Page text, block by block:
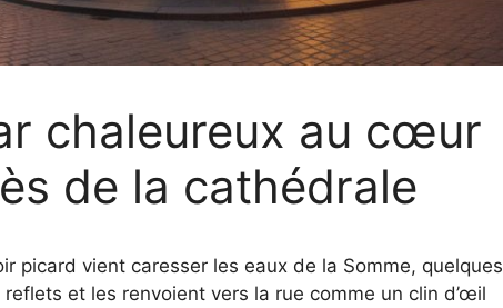
chaleureux au cœur
de la cathédrale
picard vient caresser les eaux de la Somme, quelques
et les renvoient vers la rue comme un clin d’œil